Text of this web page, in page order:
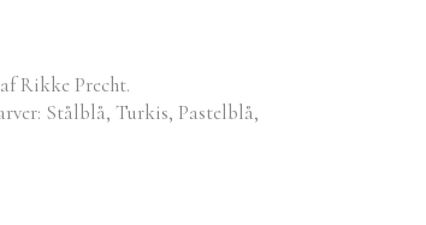
Rikke Precht.
Stålblå, Turkis, Pastelblå,